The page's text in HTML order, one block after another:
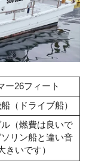
ー26フィート
（ドライブ船）
（燃費は良いで
リン船と違い音
きいです）